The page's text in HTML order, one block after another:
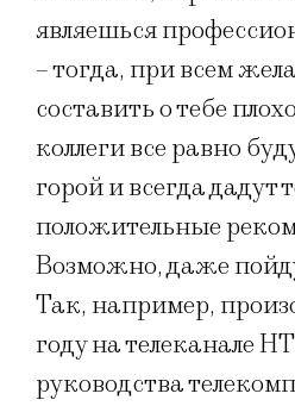
являешься
– тогда, при всем
составить о тебе
коллеги все равно
горой и всегда дадут
положительные
Возможно, даже
Так, например,
году на телеканале
руководства